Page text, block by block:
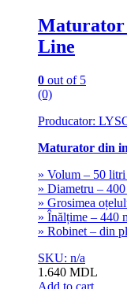
Maturator
Line
0 out of 5
(0)
Producator:
Maturator din
» Volum – 50
» Diametru –
» Grosimea
» Înălțime – 440
» Robinet – din
SKU: n/a
1.640 MDL